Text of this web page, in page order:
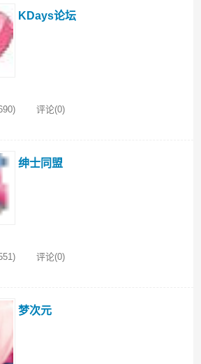
KDays论坛
评论(0)
绅士同盟
评论(0)
梦次元